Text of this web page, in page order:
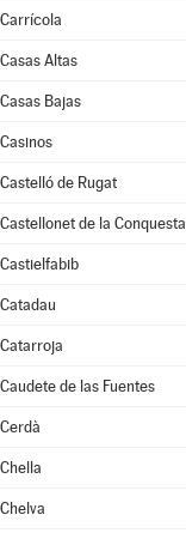
Carrícola
Casas Altas
Casas Bajas
Casinos
Castelló de Rugat
Castellonet de la Conquesta
Castielfabib
Catadau
Catarroja
Caudete de las Fuentes
Cerdà
Chella
Chelva